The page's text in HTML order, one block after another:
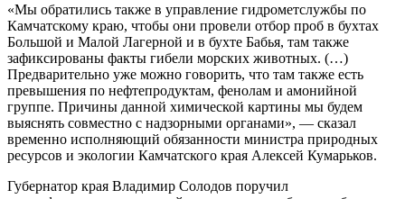
«Мы обратились также в управление гидрометслужбы по
Камчатскому краю, чтобы они провели отбор проб в бухтах
Большой и Малой Лагерной и в бухте Бабья, там также
зафиксированы факты гибели морских животных. (…)
Предварительно уже можно говорить, что там также есть
превышения по нефтепродуктам, фенолам и амонийной
группе. Причины данной химической картины мы будем
выяснять совместно с надзорными органами», — сказал
временно исполняющий обязанности министра природных
ресурсов и экологии Камчатского края Алексей Кумарьков.
Губернатор края Владимир Солодов поручил